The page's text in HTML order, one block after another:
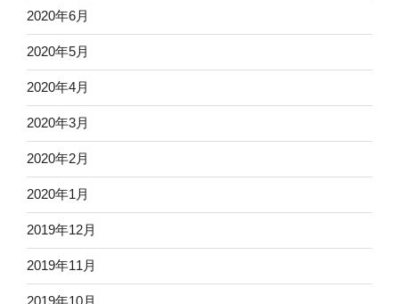
2020年6月
2020年5月
2020年4月
2020年3月
2020年2月
2020年1月
2019年12月
2019年11月